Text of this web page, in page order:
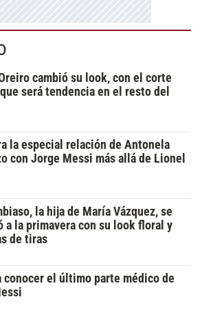
cambió su look, con el corte
será tendencia en el resto del
la especial relación de Antonela
con Jorge Messi más allá de Lionel
la hija de María Vázquez, se
a la primavera con su look floral y
de tiras
conocer el último parte médico de